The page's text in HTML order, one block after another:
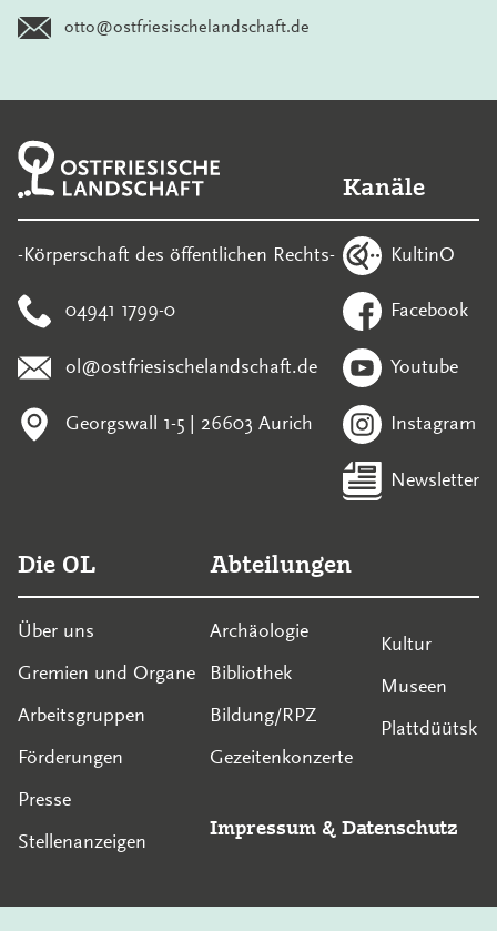
otto@ostfriesischelandschaft.de
-Körperschaft des öffentlichen Rechts-
04941 1799-0
ol@ostfriesischelandschaft.de
Georgswall 1-5 | 26603 Aurich
Kanäle
KultinO
Facebook
Youtube
Instagram
Newsletter
Die OL
Über uns
Gremien und Organe
Arbeitsgruppen
Förderungen
Presse
Stellenanzeigen
Abteilungen
Archäologie
Bibliothek
Bildung/RPZ
Gezeitenkonzerte
Kultur
Museen
Plattdüütsk
Impressum & Datenschutz